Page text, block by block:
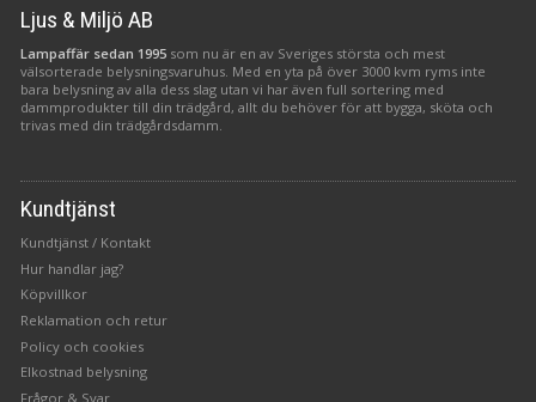
Ljus & Miljö AB
Lampaffär sedan 1995 som nu är en av Sveriges största och mest
välsorterade belysningsvaruhus. Med en yta på över 3000 kvm ryms inte
bara belysning av alla dess slag utan vi har även full sortering med
dammprodukter till din trädgård, allt du behöver för att bygga, sköta och
trivas med din trädgårdsdamm.
Kundtjänst
Kundtjänst / Kontakt
Hur handlar jag?
Köpvillkor
Reklamation och retur
Policy och cookies
Elkostnad belysning
Frågor & Svar